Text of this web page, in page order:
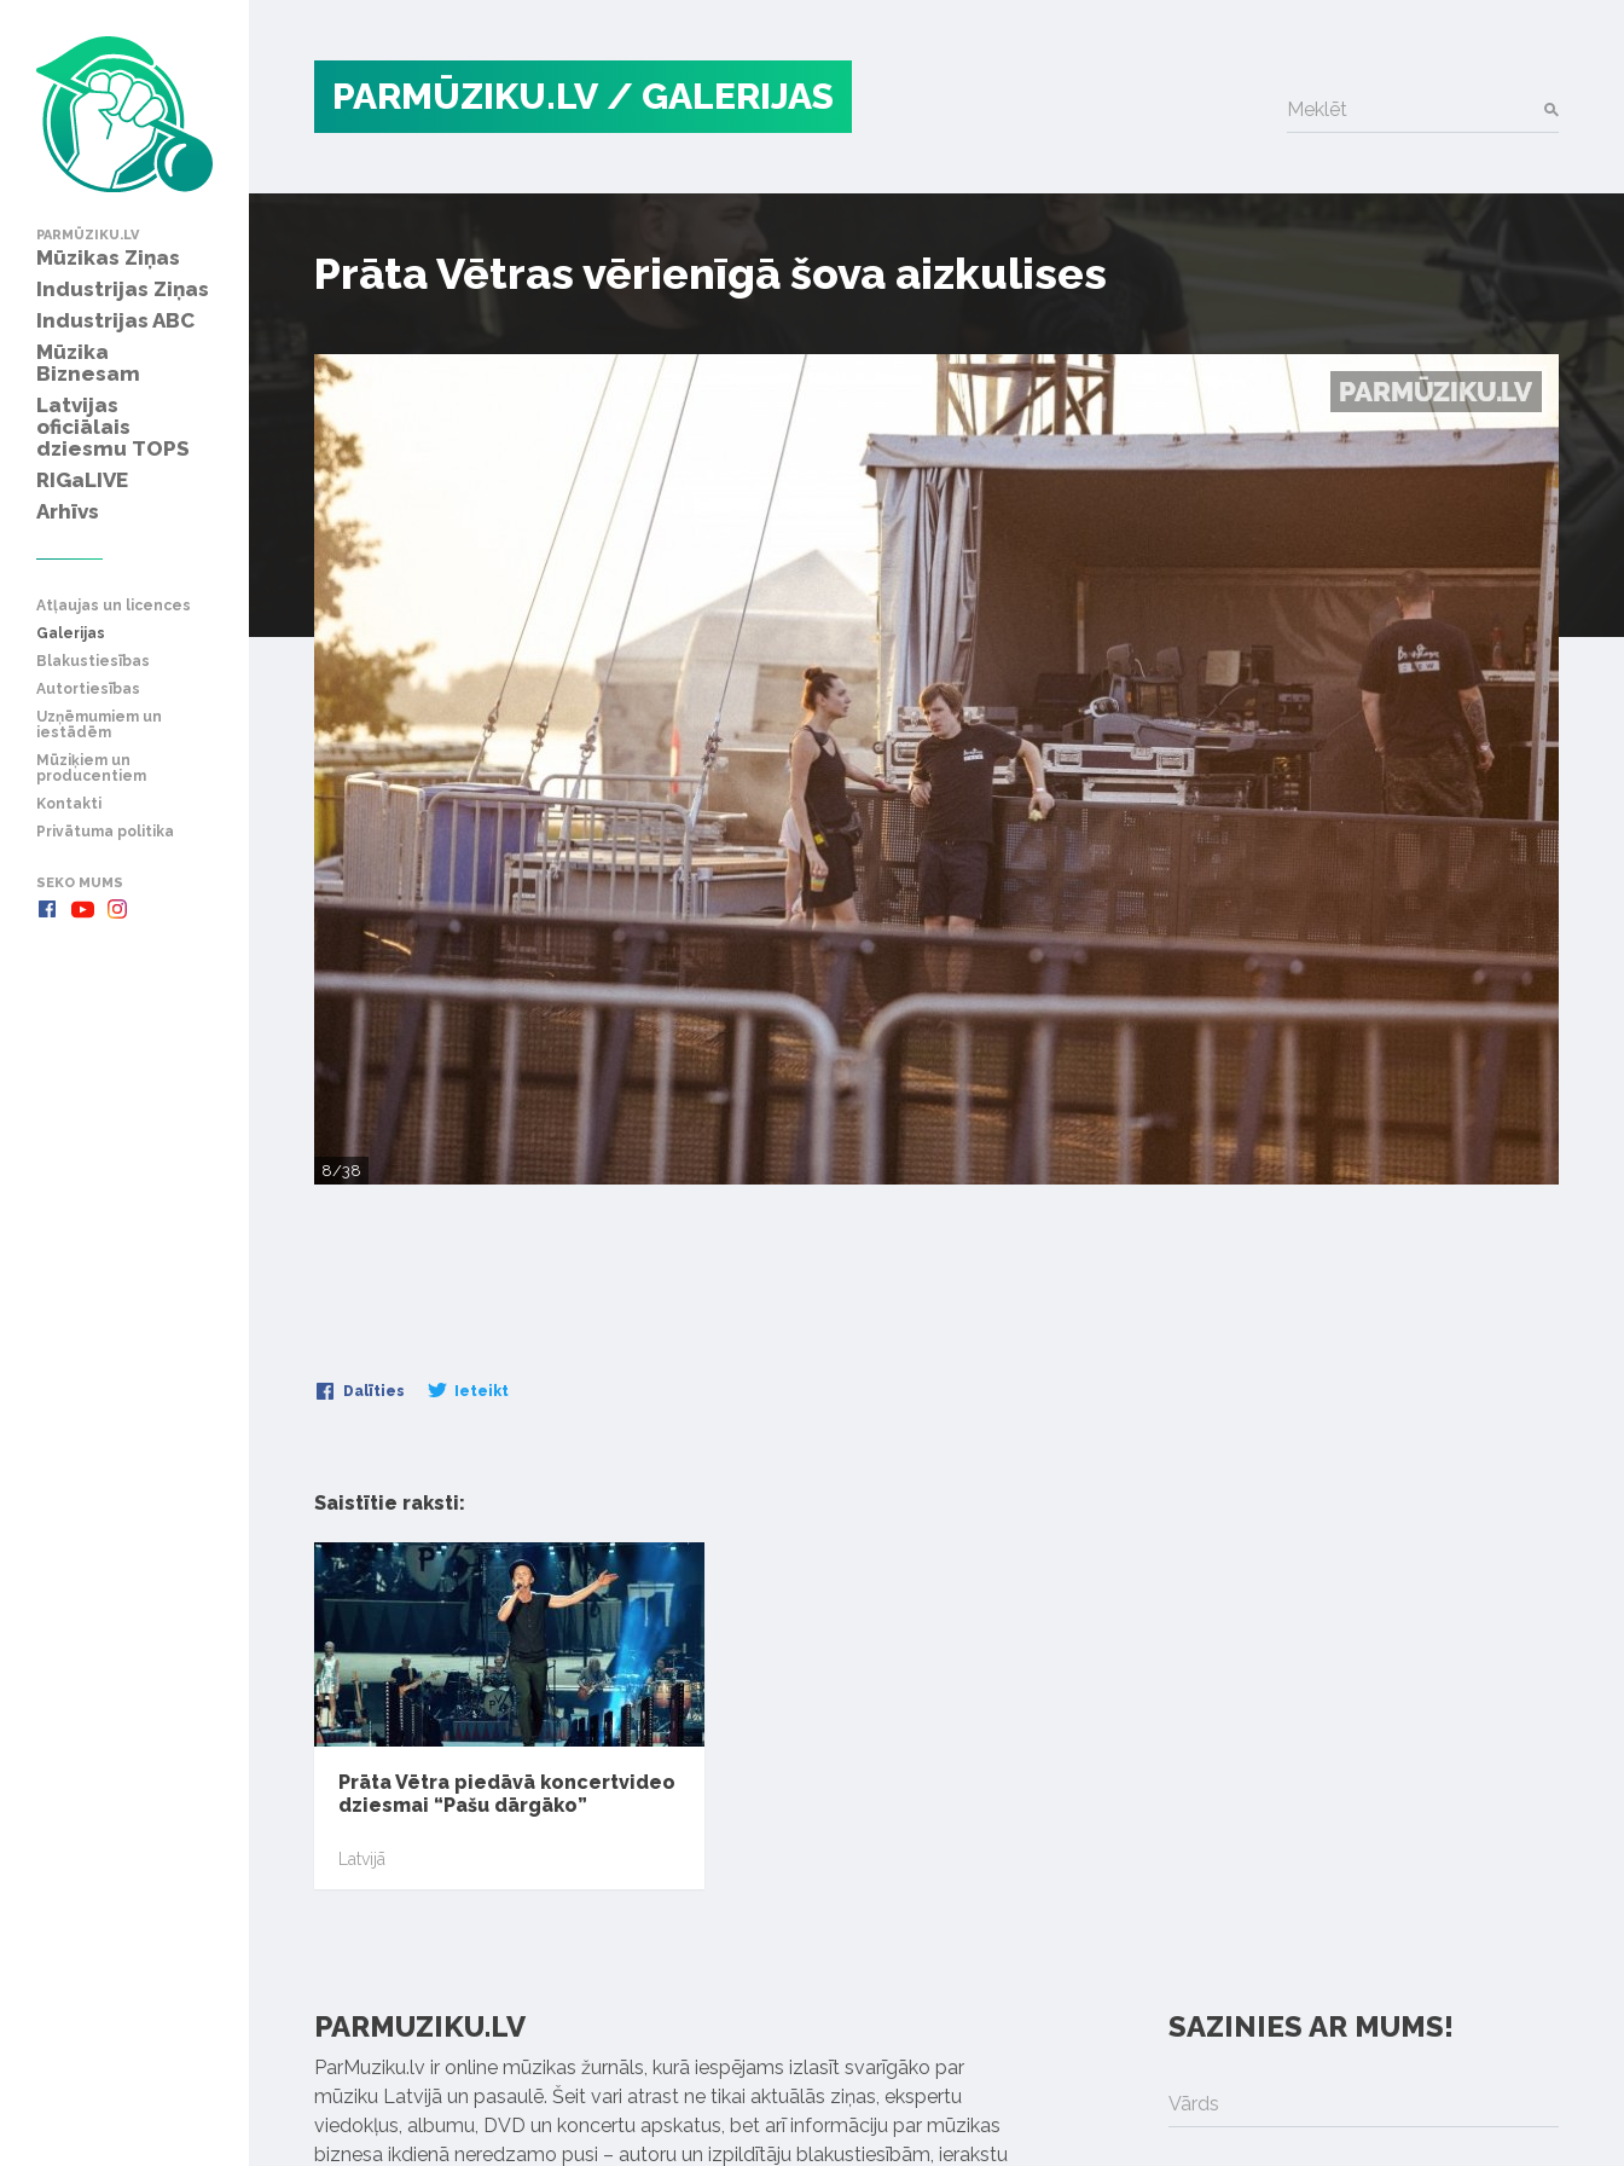
PARMŪZIKU.LV
Mūzikas Ziņas
Industrijas Ziņas
Industrijas ABC
Mūzika
Biznesam
Latvijas
oficiālais
dziesmu TOPS
RIGaLIVE
Arhīvs
Atļaujas un licences
Galerijas
Blakustiesības
Autortiesības
Uzņēmumiem un
iestādēm
Mūziķiem un
producentiem
Kontakti
Privātuma politika
SEKO MUMS
PARMŪZIKU.LV / GALERIJAS Meklēt
Prāta Vētras vērienīgā šova aizkulises
8/38
Dalīties Ieteikt
Saistītie raksti:
Prāta Vētra piedāvā koncertvideo
dziesmai “Pašu dārgāko”
Latvijā
PARMUZIKU.LV
ParMuziku.lv ir online mūzikas žurnāls, kurā iespējams izlasīt svarīgāko par
mūziku Latvijā un pasaulē. Šeit vari atrast ne tikai aktuālās ziņas, ekspertu
viedokļus, albumu, DVD un koncertu apskatus, bet arī informāciju par mūzikas
biznesa ikdienā neredzamo pusi – autoru un izpildītāju blakustiesībām, ierakstu
SAZINIES AR MUMS!
Vārds